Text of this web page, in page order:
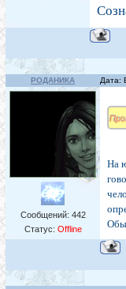
РОДАНИКА Дата:
Сообщений: 442
Статус: Offline
На